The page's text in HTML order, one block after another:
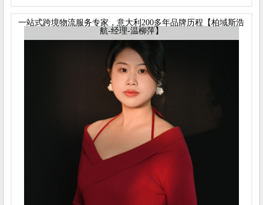
一站式跨境物流服务专家，意大利200多年品牌历程【柏域斯浩
航-经理-温柳萍】